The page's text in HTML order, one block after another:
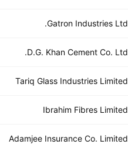
Gatron Industries Ltd.
D.G. Khan Cement Co. Ltd.
Tariq Glass Industries Limited
Ibrahim Fibres Limited
Adamjee Insurance Co. Limited